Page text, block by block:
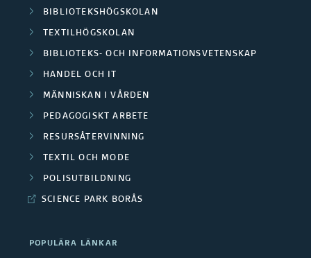
BIBLIOTEKSHÖGSKOLAN
TEXTILHÖGSKOLAN
BIBLIOTEKS- OCH INFORMATIONSVETENSKAP
HANDEL OCH IT
MÄNNISKAN I VÅRDEN
PEDAGOGISKT ARBETE
RESURSÅTERVINNING
TEXTIL OCH MODE
POLISUTBILDNING
SCIENCE PARK BORÅS
POPULÄRA LÄNKAR